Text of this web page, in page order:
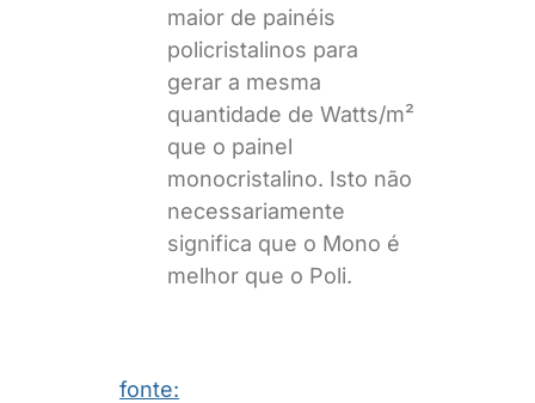
maior de painéis
policristalinos para
gerar a mesma
quantidade de Watts/m²
que o painel
monocristalino. Isto não
necessariamente
significa que o Mono é
melhor que o Poli.
fonte: